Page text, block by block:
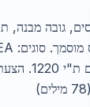
גובה מבנה,
בחרו תואם